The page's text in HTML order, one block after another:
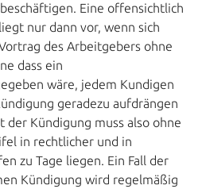
Eine offensichtlich
nur dann vor, wenn sich
des Arbeitgebers ohne
dass ein
wäre, jedem Kundigen
geradezu aufdrängen
der Kündigung muss also ohne
in rechtlicher und in
zu Tage liegen. Ein Fall der
Kündigung wird regelmäßig